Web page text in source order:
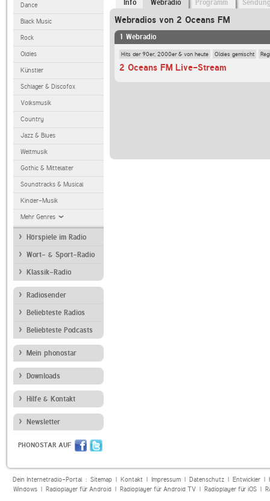
Dance
Black Music
Rock
Oldies
Künstler
Schlager & Discofox
Volksmusik
Country
Jazz & Blues
Weltmusik
Gothic & Mittelalter
Soundtracks & Musical
Kinder-Musik
Mehr Genres
Hörspiele im Radio
Wort- & Sport-Radio
Klassik-Radio
Radiosender
Beliebteste Radios
Beliebteste Podcasts
Mein phonostar
Downloads
Hilfe & Kontakt
Newsletter
PHONOSTAR AUF
Info Webradio Programm
Webradios von 2 Oceans FM
1 Webradio
Hits der 90er, 2000er & von heute Oldies gemischt
2 Oceans FM Live-Stream
Dein Internetradio-Portal : Sitemap| Kontakt| Impressum| Datenschutz| Entwickler|
Windows| Radioplayer für Android| Radioplayer für Android TV| Radioplayer für iOS|